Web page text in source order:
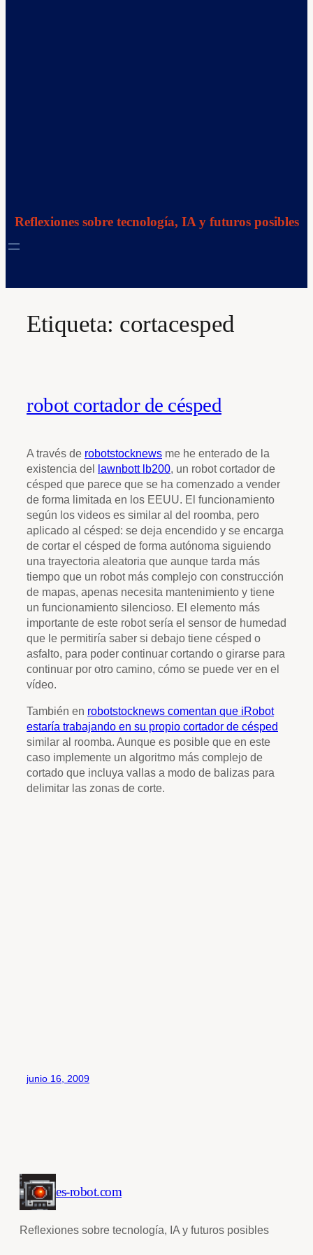
Reflexiones sobre tecnología, IA y futuros posibles
Etiqueta: cortacesped
robot cortador de césped
A través de robotstocknews me he enterado de la
existencia del lawnbott lb200, un robot cortador de
césped que parece que se ha comenzado a vender
de forma limitada en los EEUU. El funcionamiento
según los videos es similar al del roomba, pero
aplicado al césped: se deja encendido y se encarga
de cortar el césped de forma autónoma siguiendo
una trayectoria aleatoria que aunque tarda más
tiempo que un robot más complejo con construcción
de mapas, apenas necesita mantenimiento y tiene
un funcionamiento silencioso. El elemento más
importante de este robot sería el sensor de humedad
que le permitiría saber si debajo tiene césped o
asfalto, para poder continuar cortando o girarse para
continuar por otro camino, cómo se puede ver en el
vídeo.
También en robotstocknews comentan que iRobot
estaría trabajando en su propio cortador de césped
similar al roomba. Aunque es posible que en este
caso implemente un algoritmo más complejo de
cortado que incluya vallas a modo de balizas para
delimitar las zonas de corte.
junio 16, 2009
es-robot.com
Reflexiones sobre tecnología, IA y futuros posibles